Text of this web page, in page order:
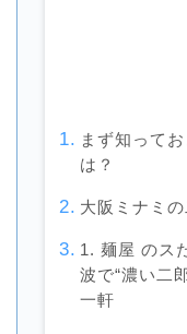
まず知って
は？
大阪ミナミ
1. 麺屋 のス
波で“濃い二
一軒